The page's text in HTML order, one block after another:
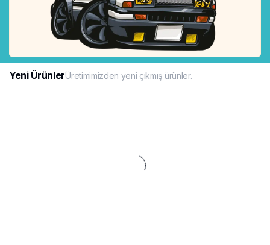
Yeni ÜrünlerÜretimimizden yeni çıkmış ürünler.